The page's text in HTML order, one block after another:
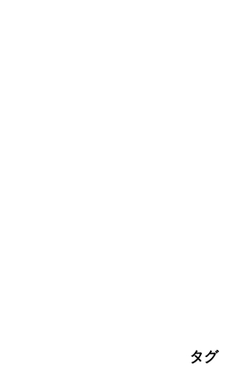
タグ